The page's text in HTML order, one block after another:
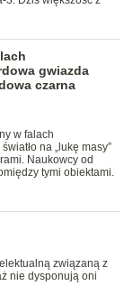
gwiazda
czarna
w falach
na „lukę masy”
Naukowcy od
tymi obiektami.
związaną z
nie dysponują oni